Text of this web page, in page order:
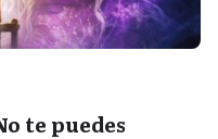
te puedes